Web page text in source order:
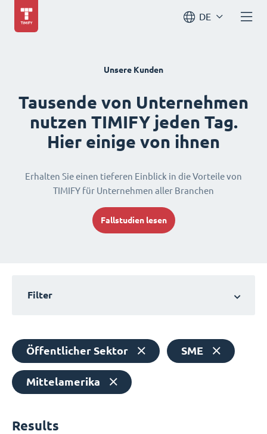
DE
Unsere Kunden
Tausende von Unternehmen
nutzen TIMIFY jeden Tag.
Hier einige von ihnen
Erhalten Sie einen tieferen Einblick in die Vorteile von
TIMIFY für Unternehmen aller Branchen
Fallstudien lesen
Filter
Öffentlicher Sektor SME
Mittelamerika
Results